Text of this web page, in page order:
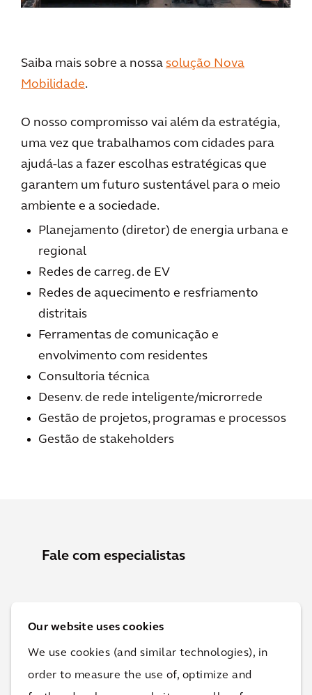
Our website uses cookies
We use cookies (and similar technologies), in
order to measure the use of, optimize and
Saiba mais sobre a nossa solução Nova
Mobilidade.
O nosso compromisso vai além da estratégia,
uma vez que trabalhamos com cidades para
ajudá-las a fazer escolhas estratégicas que
garantem um futuro sustentável para o meio
ambiente e a sociedade.
Planejamento (diretor) de energia urbana e
regional
Redes de carreg. de EV
Redes de aquecimento e resfriamento
distritais
Ferramentas de comunicação e
envolvimento com residentes
Consultoria técnica
Desenv. de rede inteligente/microrrede
Gestão de projetos, programas e processos
Gestão de stakeholders
Fale com especialistas